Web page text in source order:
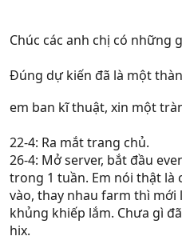
Chúc các anh chị có những
Đúng dự kiến đã là một
em ban kĩ thuật, xin một
22-4: Ra mắt trang chủ.
26-4: Mở server, bắt đầu
trong 1 tuần. Em nói thật là
vào, thay nhau farm thì mới
khủng khiếp lắm. Chưa gì
hix.